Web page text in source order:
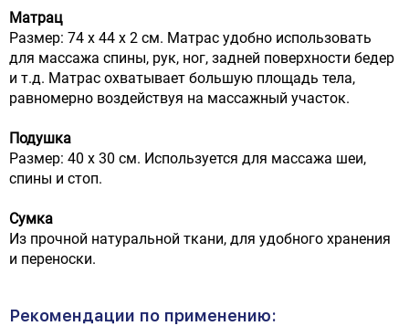
Матрац
Размер: 74 х 44 х 2 см. Матрас удобно использовать
для массажа спины, рук, ног, задней поверхности бедер
и т.д. Матрас охватывает большую площадь тела,
равномерно воздействуя на массажный участок.
Подушка
Размер: 40 х 30 см. Используется для массажа шеи,
спины и стоп.
Сумка
Из прочной натуральной ткани, для удобного хранения
и переноски.
Рекомендации по применению: